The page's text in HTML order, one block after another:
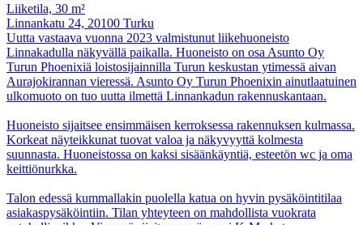
Liiketila, 30 m²
Linnankatu 24, 20100 Turku
Uutta vastaava vuonna 2023 valmistunut liikehuoneisto
Linnakadulla näkyvällä paikalla. Huoneisto on osa Asunto Oy
Turun Phoenixiä loistosijainnilla Turun keskustan ytimessä aivan
Aurajokirannan vieressä. Asunto Oy Turun Phoenixin ainutlaatuinen
ulkomuoto on tuo uutta ilmettä Linnankadun rakennuskantaan.
Huoneisto sijaitsee ensimmäisen kerroksessa rakennuksen kulmassa.
Korkeat näyteikkunat tuovat valoa ja näkyvyyttä kolmesta
suunnasta. Huoneistossa on kaksi sisäänkäyntiä, esteetön wc ja oma
keittiönurkka.
Talon edessä kummallakin puolella katua on hyvin pysäköintitilaa
asiakaspysäköintiin. Tilan yhteyteen on mahdollista vuokrata